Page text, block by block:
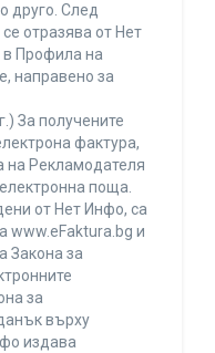
друго. След
отразява от Нет
Профила на
направено за
За получените
фактура,
на Рекламодателя
поща.
от Нет Инфо, са
www.eFaktura.bg и
Закона за
за
върху
издава